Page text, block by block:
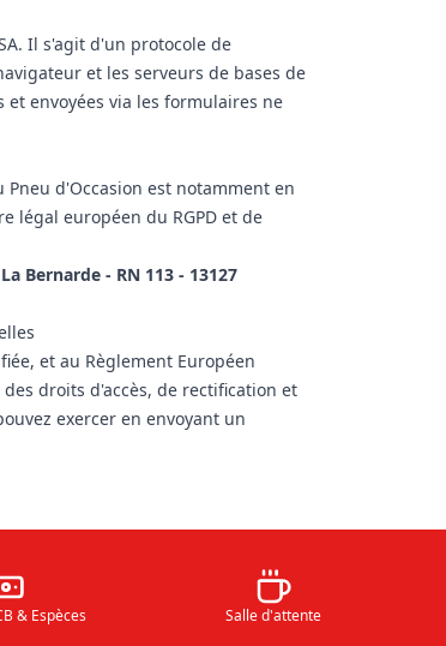
Il s'agit d'un protocole de
et les serveurs de bases de
envoyées via les formulaires ne
Pneu d'Occasion est notamment en
légal européen du RGPD et de
Bernarde - RN 113 - 13127
et au Règlement Européen
des droits d'accès, de rectification et
exercer en envoyant un
& Espèces Salle d'attente